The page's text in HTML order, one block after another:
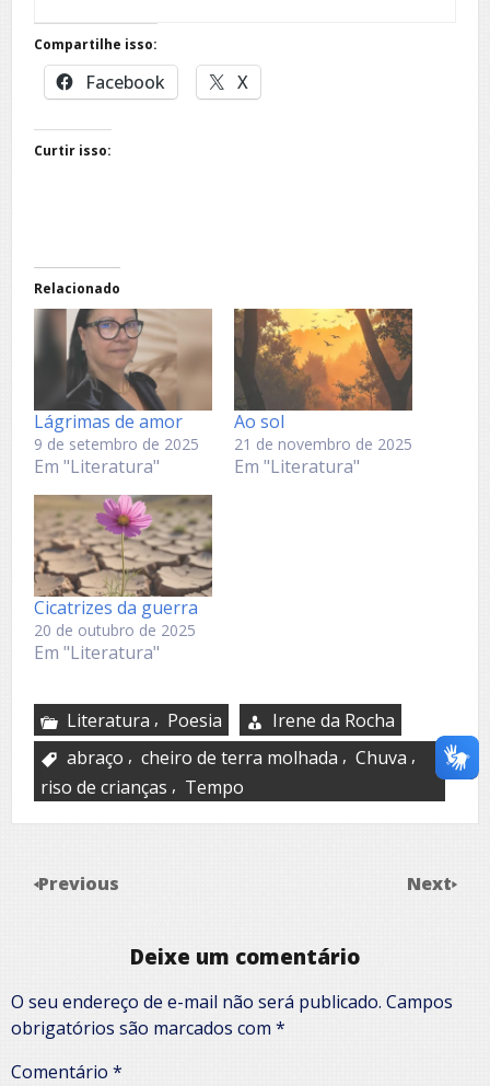
Compartilhe isso:
Facebook X
Curtir isso:
Relacionado
Lágrimas de amor
9 de setembro de 2025
Em "Literatura"
Ao sol
21 de novembro de 2025
Em "Literatura"
Cicatrizes da guerra
20 de outubro de 2025
Em "Literatura"
Literatura , Poesia
Irene da Rocha
abraço , cheiro de terra molhada , Chuva ,
riso de crianças , Tempo
Previous Next
Deixe um comentário
O seu endereço de e-mail não será publicado. Campos
obrigatórios são marcados com *
Comentário *